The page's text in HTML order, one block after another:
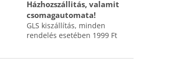
Házhozszállitás, valamit
csomagautomata!
GLS kiszállítás, minden
rendelés esetében 1999 Ft